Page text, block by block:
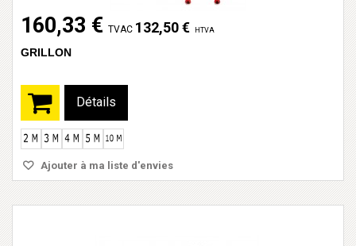
160,33 € TVAC 132,50 € HTVA
GRILLON
Détails
Ajouter à ma liste d'envies